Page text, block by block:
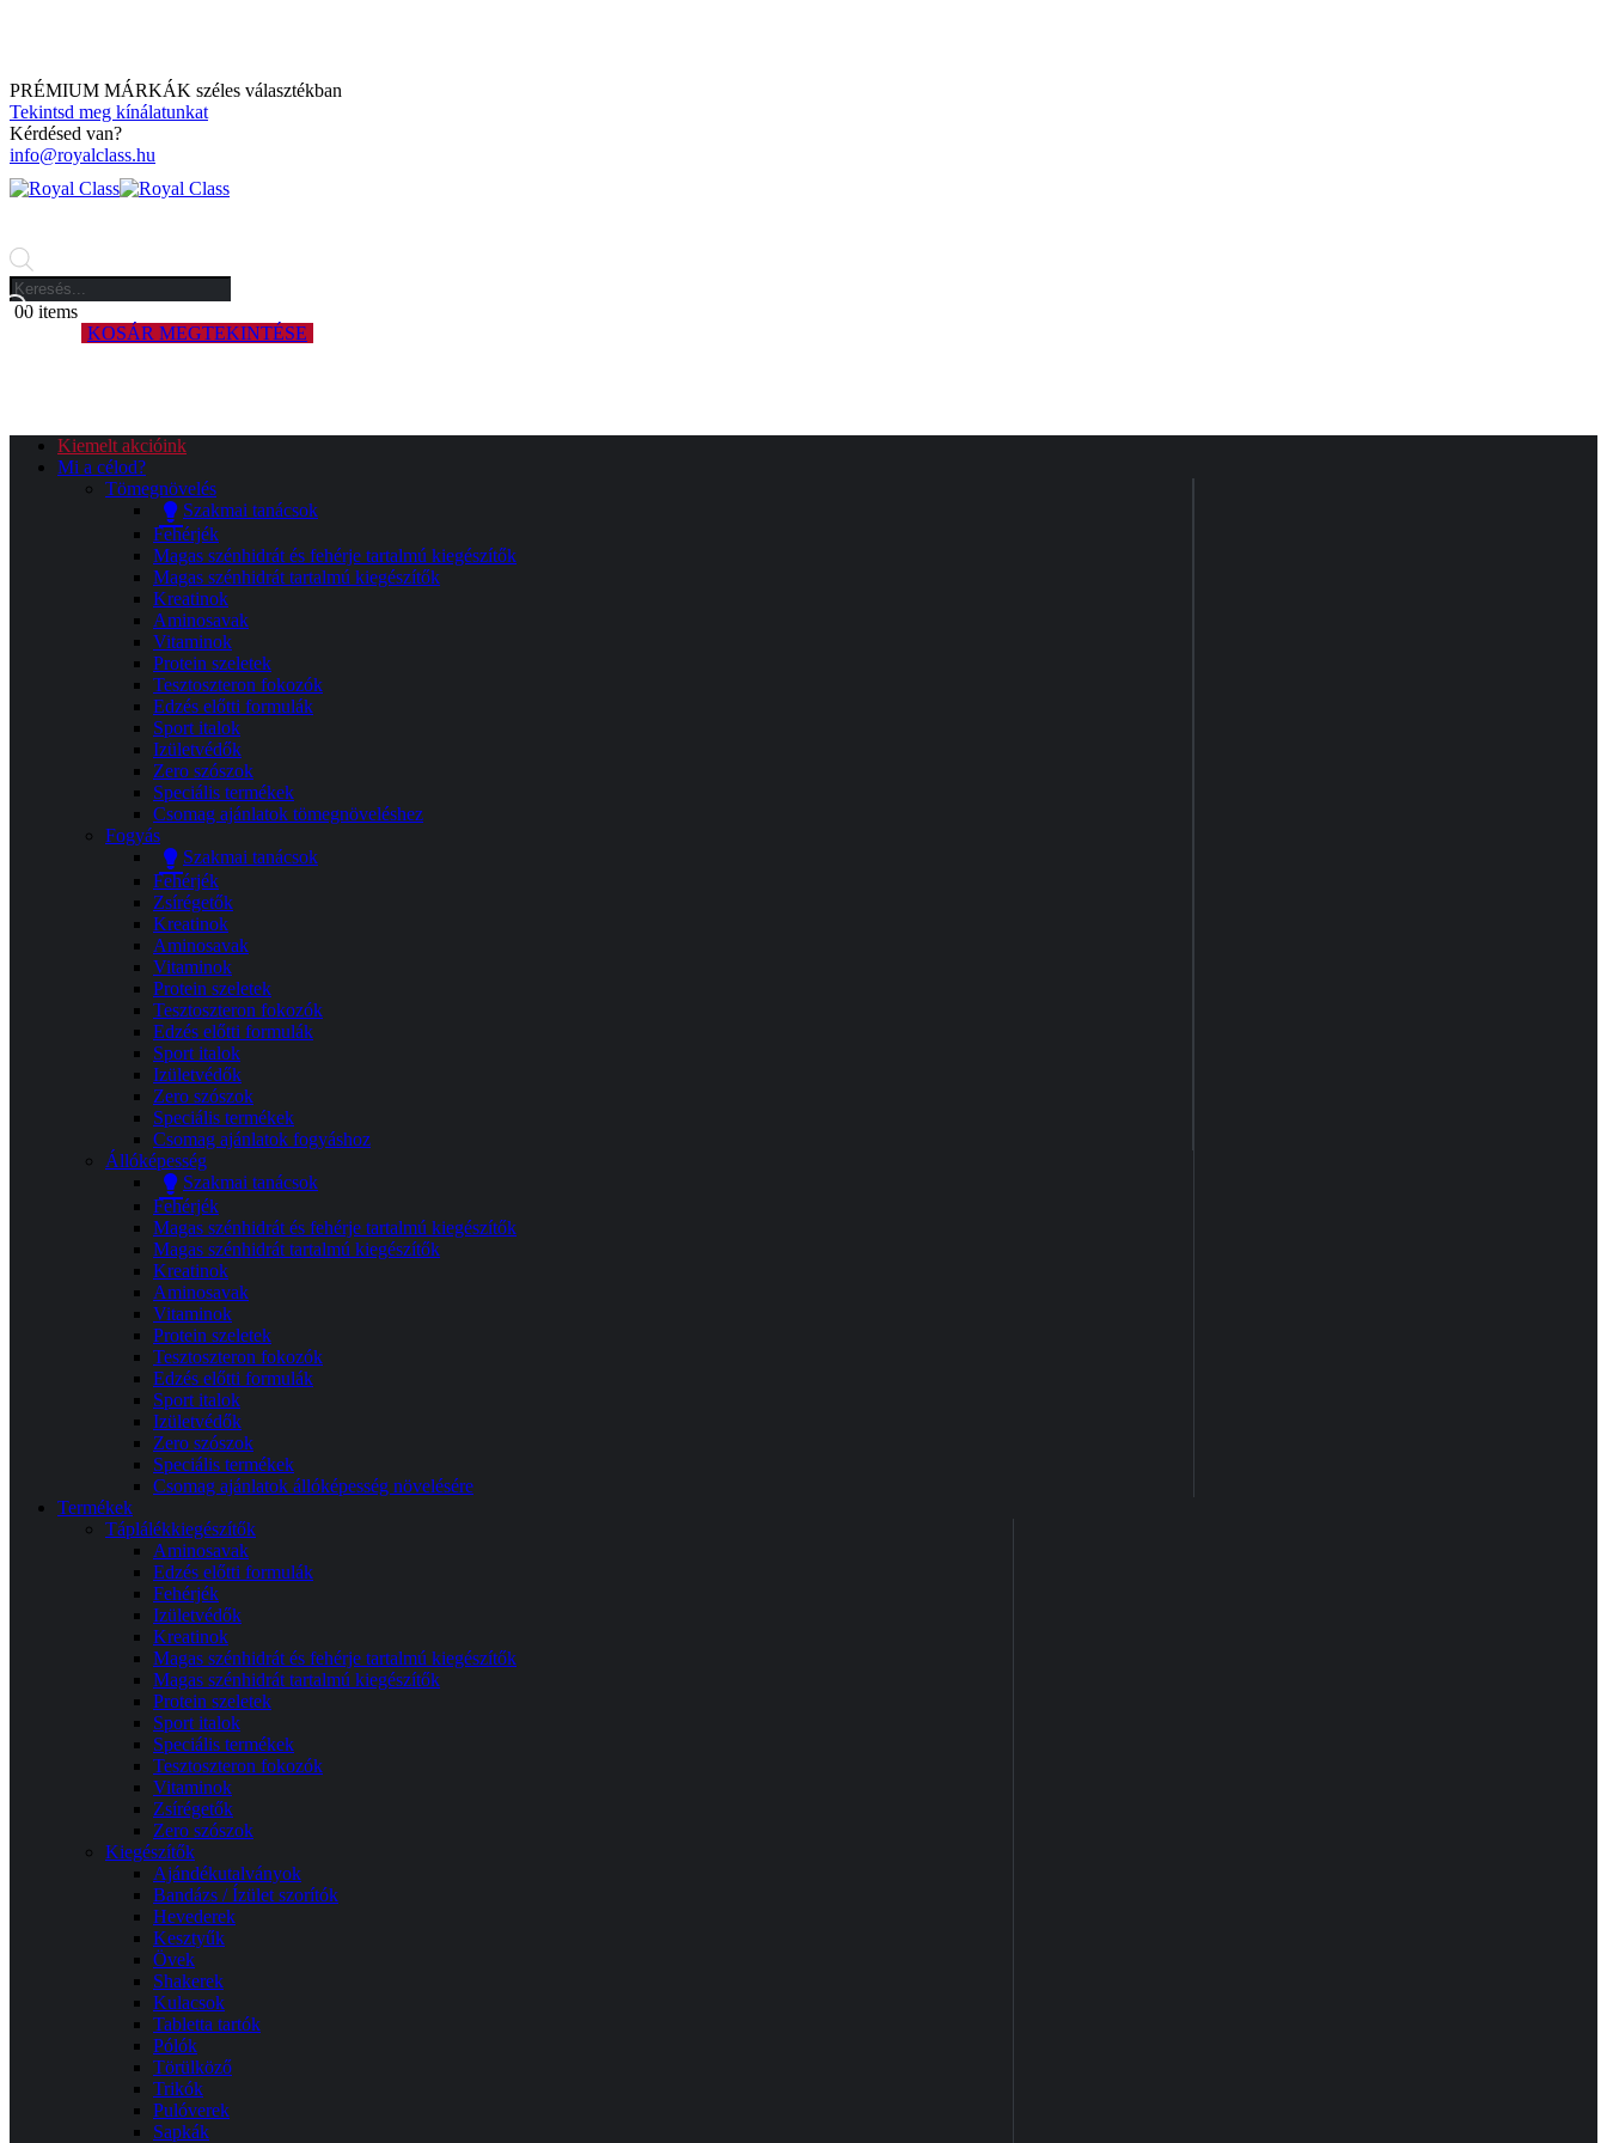
PRÉMIUM MÁRKÁK széles választékban
Tekintsd meg kínálatunkat
Kérdésed van?
info@royalclass.hu
search
00 items
KOSÁR MEGTEKINTÉSE
Kiemelt akcióink
Mi a célod?
Tömegnövelés
Szakmai tanácsok
Fehérjék
Magas szénhidrát és fehérje tartalmú kiegészítők
Magas szénhidrát tartalmú kiegészítők
Kreatinok
Aminosavak
Vitaminok
Protein szeletek
Tesztoszteron fokozók
Edzés előtti formulák
Sport italok
Izületvédők
Zero szószok
Speciális termékek
Csomag ajánlatok tömegnöveléshez
Fogyás
Szakmai tanácsok
Fehérjék
Zsírégetők
Kreatinok
Aminosavak
Vitaminok
Protein szeletek
Tesztoszteron fokozók
Edzés előtti formulák
Sport italok
Izületvédők
Zero szószok
Speciális termékek
Csomag ajánlatok fogyáshoz
Állóképesség
Szakmai tanácsok
Fehérjék
Magas szénhidrát és fehérje tartalmú kiegészítők
Magas szénhidrát tartalmú kiegészítők
Kreatinok
Aminosavak
Vitaminok
Protein szeletek
Tesztoszteron fokozók
Edzés előtti formulák
Sport italok
Izületvédők
Zero szószok
Speciális termékek
Csomag ajánlatok állóképesség növelésére
Termékek
Táplálékkiegészítők
Aminosavak
Edzés előtti formulák
Fehérjék
Izületvédők
Kreatinok
Magas szénhidrát és fehérje tartalmú kiegészítők
Magas szénhidrát tartalmú kiegészítők
Protein szeletek
Sport italok
Speciális termékek
Tesztoszteron fokozók
Vitaminok
Zsírégetők
Zero szószok
Kiegészítők
Ajándékutalványok
Bandázs / Ízület szorítók
Hevederek
Kesztyűk
Övek
Shakerek
Kulacsok
Tabletta tartók
Pólók
Törülköző
Trikók
Pulóverek
Sapkák